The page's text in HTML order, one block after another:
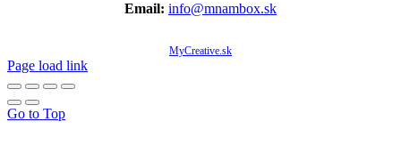
Email: info@mnambox.sk
MyCreative.sk
Page load link
Go to Top